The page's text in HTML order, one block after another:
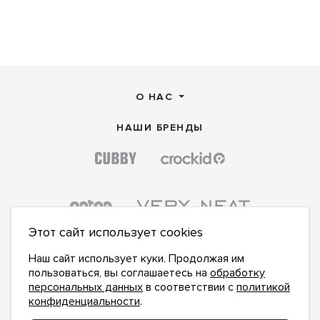
О НАС
НАШИ БРЕНДЫ
ПОДПИСАТЬСЯ НА НОВОСТИ:
Этот сайт использует cookies
Наш сайт использует куки. Продолжая им
пользоваться, вы соглашаетесь на обработку
персональных данных в соответствии с политикой
конфиденциальности.